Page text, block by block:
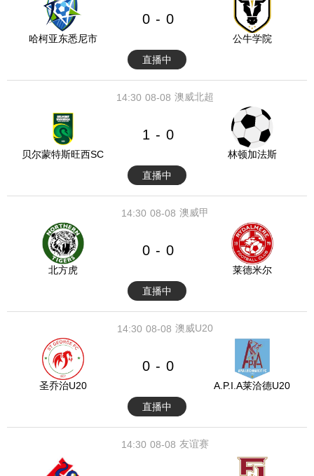
哈柯亚东悉尼市
0 - 0
公牛学院
直播中
08-08
14:30 澳威北超
贝尔蒙特斯旺西SC
1 - 0
林顿加法斯
直播中
08-08
14:30 澳威甲
北方虎
0 - 0
莱德米尔
直播中
08-08
14:30 澳威U20
圣乔治U20
0 - 0
A.P.I.A莱洽德U20
直播中
08-08
14:30 友谊赛